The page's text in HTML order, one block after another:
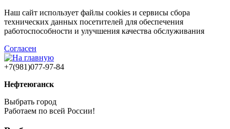
Наш сайт использует файлы cookies и сервисы сбора
технических данных посетителей для обеспечения
работоспособности и улучшения качества обслуживания
Согласен
+7(981)077-97-84
Нефтеюганск
Выбрать город
Работаем по всей России!